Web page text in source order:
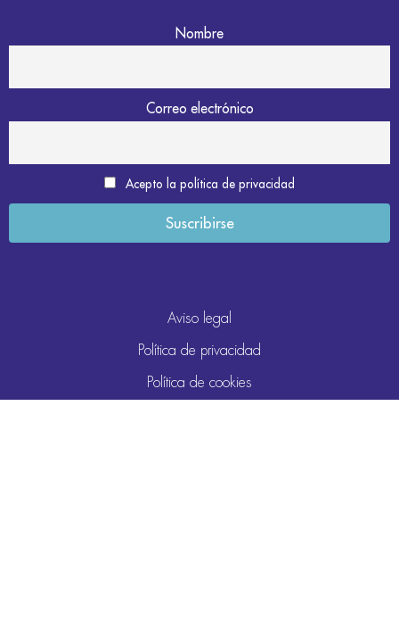
Nombre
Correo electrónico
Acepto la política de privacidad
Aviso legal
Política de privacidad
Política de cookies